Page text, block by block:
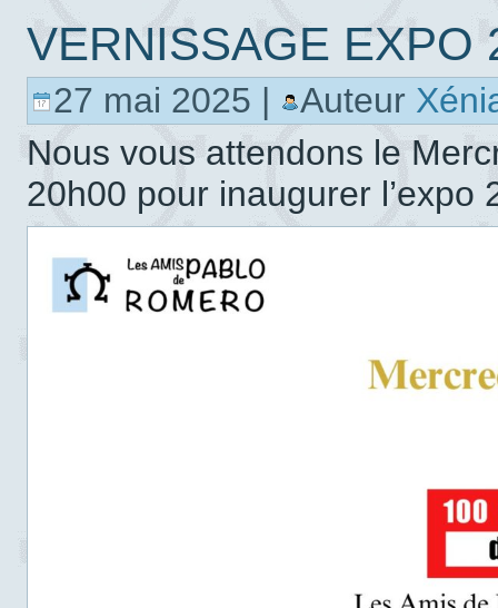
VERNISSAGE EXPO
27 mai 2025 | Auteur
Nous vous attendons le
20h00 pour inaugurer l’expo